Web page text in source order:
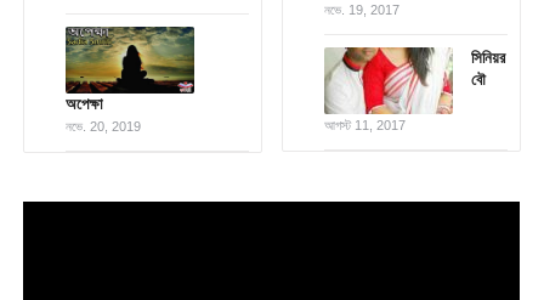
অপেক্ষা
নভে. 20, 2019
নভে. 19, 2017
সিনিয়র
বৌ
আগস্ট 11, 2017